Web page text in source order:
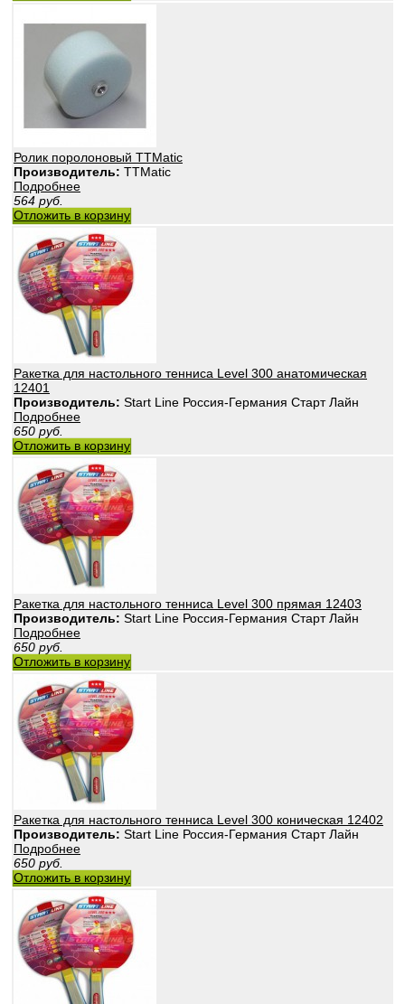
Ролик поролоновый TTMatic
Производитель: TTMatic
Подробнее
564 руб.
Отложить в корзину
Ракетка для настольного тенниса Level 300 анатомическая
12401
Производитель: Start Line Россия-Германия Старт Лайн
Подробнее
650 руб.
Отложить в корзину
Ракетка для настольного тенниса Level 300 прямая 12403
Производитель: Start Line Россия-Германия Старт Лайн
Подробнее
650 руб.
Отложить в корзину
Ракетка для настольного тенниса Level 300 коническая 12402
Производитель: Start Line Россия-Германия Старт Лайн
Подробнее
650 руб.
Отложить в корзину